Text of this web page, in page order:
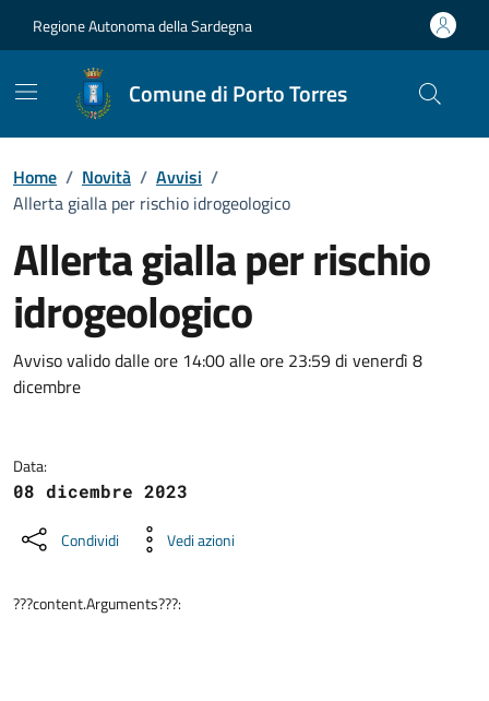
Regione Autonoma della Sardegna
Comune di Porto Torres
Home / Novità / Avvisi /
Allerta gialla per rischio idrogeologico
Allerta gialla per rischio
idrogeologico
Dettagli della notizia
Avviso valido dalle ore 14:00 alle ore 23:59 di venerdì 8
dicembre
Data:
08 dicembre 2023
Condividi Vedi azioni
???content.Arguments???: